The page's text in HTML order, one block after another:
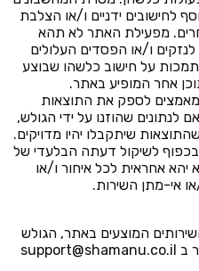
לחישובים ידניים ו/או הצלבת
מפעילת האתר לא תהא
ו/או הפסדים העלולים
על חישוב כלשהו שבוצע
אחר המופיע באתר.
לספק את התוצאות
לנתונים שהוזנו על ידי הגולש,
שיתקבלו יהיו מדויקים.
לשיקול דעתה הבלעדי של
אחראית לכל איחור ו/או
אי-מתן השירות.
המוצעים באתר, הגולש
ב support@shamanu.co.il